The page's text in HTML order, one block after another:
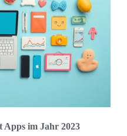
Apps im Jahr 2023